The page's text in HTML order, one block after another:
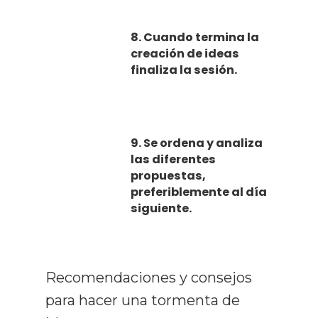
8. Cuando termina la
creación de ideas
finaliza la sesión.
9. Se ordena y analiza
las diferentes
propuestas,
preferiblemente al día
siguiente.
Recomendaciones y consejos
para hacer una tormenta de